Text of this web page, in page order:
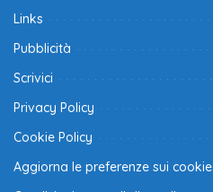
Links
Pubblicità
Scrivici
Privacy Policy
Cookie Policy
Aggiorna le preferenze sui cookie